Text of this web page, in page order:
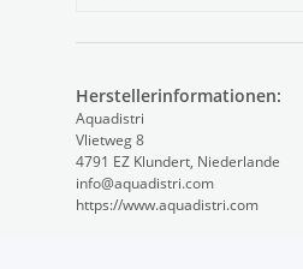
Herstellerinformationen:
Aquadistri
Vlietweg 8
4791 EZ Klundert, Niederlande
info@aquadistri.com
https://www.aquadistri.com